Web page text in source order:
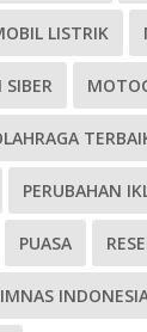
LISTRIK
PERUBAHAN
PUASA